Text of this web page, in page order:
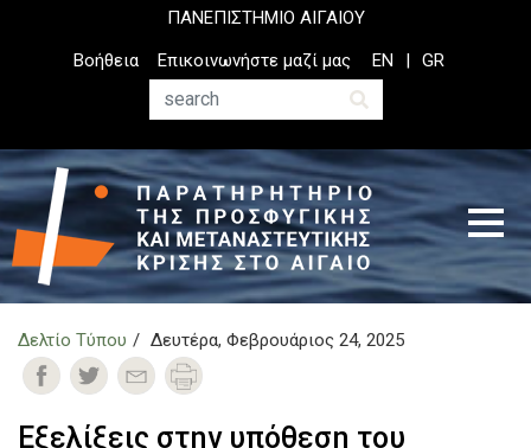
ΠΑΝΕΠΙΣΤΗΜΙΟ ΑΙΓΑΙΟΥ
Top
Header
Βοήθεια
Επικοινωνήστε μαζί μας
Αναζήτηση
EN GR
Δελτίο Τύπου Δευτέρα, Φεβρουάριος 24, 2025
Εξελίξεις στην υπόθεση του